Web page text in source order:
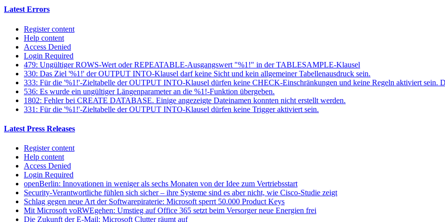
Latest Errors
Register content
Help content
Access Denied
Login Required
479: Ungültiger ROWS-Wert oder REPEATABLE-Ausgangswert "%1!" in der TABLESAMPLE-Klausel
330: Das Ziel '%1!' der OUTPUT INTO-Klausel darf keine Sicht und kein allgemeiner Tabellenausdruck sein.
333: Für die '%1!'-Zieltabelle der OUTPUT INTO-Klausel dürfen keine CHECK-Einschränkungen und keine Regeln aktiviert sein.
536: Es wurde ein ungültiger Längenparameter an die %1!-Funktion übergeben.
1802: Fehler bei CREATE DATABASE. Einige angezeigte Dateinamen konnten nicht erstellt werden.
331: Für die '%1!'-Zieltabelle der OUTPUT INTO-Klausel dürfen keine Trigger aktiviert sein.
Latest Press Releases
Register content
Help content
Access Denied
Login Required
openBerlin: Innovationen in weniger als sechs Monaten von der Idee zum Vertriebsstart
Security-Verantwortliche fühlen sich sicher – ihre Systeme sind es aber nicht, wie Cisco-Studie zeigt
Schlag gegen neue Art der Softwarepiraterie: Microsoft sperrt 50.000 Product Keys
Mit Microsoft voRWEgehen: Umstieg auf Office 365 setzt beim Versorger neue Energien frei
Die Zukunft der E-Mail: Microsoft Clutter räumt auf